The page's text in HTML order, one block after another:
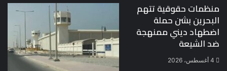
منظمات حقوقية تتهم
البحرين بشن حملة
اضطهاد ديني ممنهجة
ضد الشيعة
4 أغسطس، 2026